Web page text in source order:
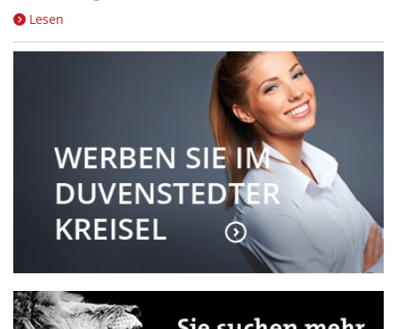
Lesen